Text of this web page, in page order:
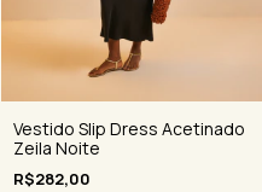
Vestido Slip Dress Acetinado
Zeila Noite
R$282,00